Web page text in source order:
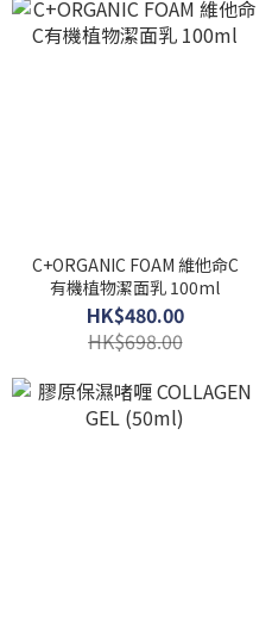
C+ORGANIC FOAM 維他命C
有機植物潔面乳 100ml
HK$480.00
HK$698.00